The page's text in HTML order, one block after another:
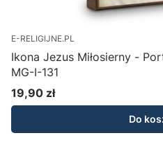
E-RELIGIJNE.PL
Ikona Jezus Miłosierny -
MG-I-131
Cena
19,90 zł
Do